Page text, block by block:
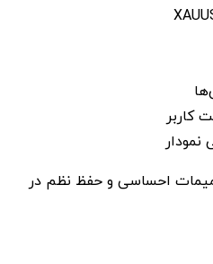
کاربر
احساسی و حفظ نظم در